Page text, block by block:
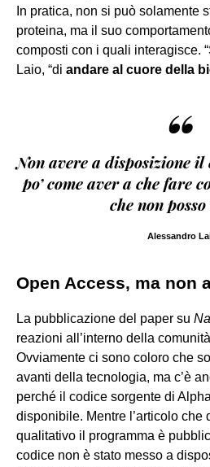
In pratica, non si può solamente
proteina, ma il suo
composti con i quali interagisce.
Laio, “di andare al cuore della
“
Non avere a disposizione il
po’ come aver a che fare
che non
Alessandro
Open Access, ma non
La pubblicazione del paper su
reazioni all’interno della
Ovviamente ci sono coloro che
avanti della tecnologia, ma c’è
perché il codice sorgente di
disponibile. Mentre l’articolo che
qualitativo il programma è
codice non è stato messo a